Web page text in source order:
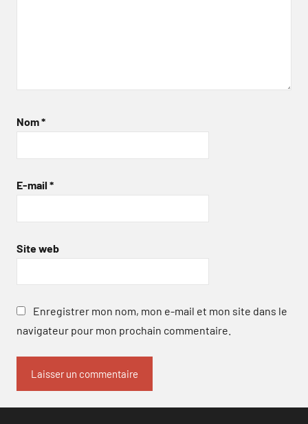
Nom*
E-mail *
Site web
Enregistrer mon nom, mon e-mail et mon site dans le
navigateur pour mon prochain commentaire.